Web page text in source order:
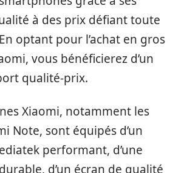
à des prix défiant toute
optant pour l’achat en gros
vous bénéficierez d’un
qualité-prix.
Xiaomi, notamment les
Note, sont équipés d’un
performant, d’une
d’un écran de qualité